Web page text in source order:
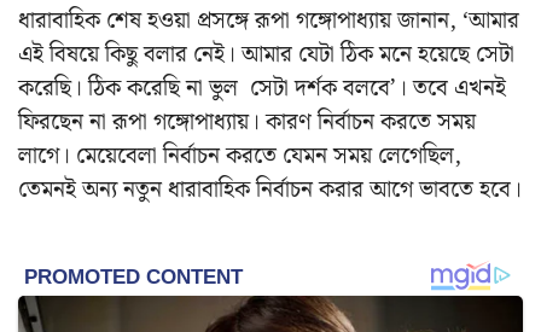
ধারাবাহিক শেষ হওয়া প্রসঙ্গে রূপা গঙ্গোপাধ্যায় জানান, ‘আমার
এই বিষয়ে কিছু বলার নেই। আমার যেটা ঠিক মনে হয়েছে সেটা
করেছি। ঠিক করেছি না ভুল সেটা দর্শক বলবে’। তবে এখনই
ফিরছেন না রূপা গঙ্গোপাধ্যায়। কারণ নির্বাচন করতে সময়
লাগে। মেয়েবেলা নির্বাচন করতে যেমন সময় লেগেছিল,
তেমনই অন্য নতুন ধারাবাহিক নির্বাচন করার আগে ভাবতে হবে।